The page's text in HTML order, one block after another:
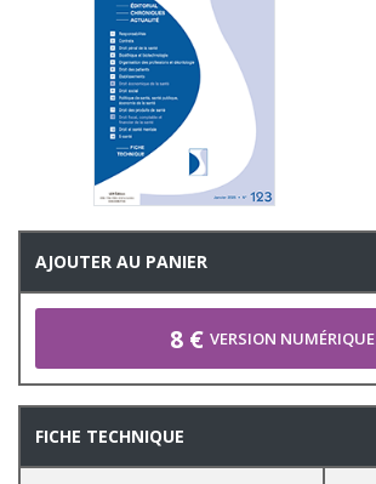
AJOUTER AU PANIER
8 € VERSION NUMÉRIQUE
FICHE TECHNIQUE